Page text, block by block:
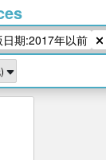
日期:2017年以前